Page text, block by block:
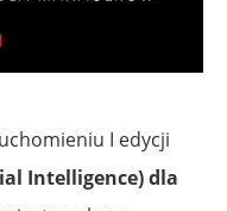
I edycji
Intelligence) dla